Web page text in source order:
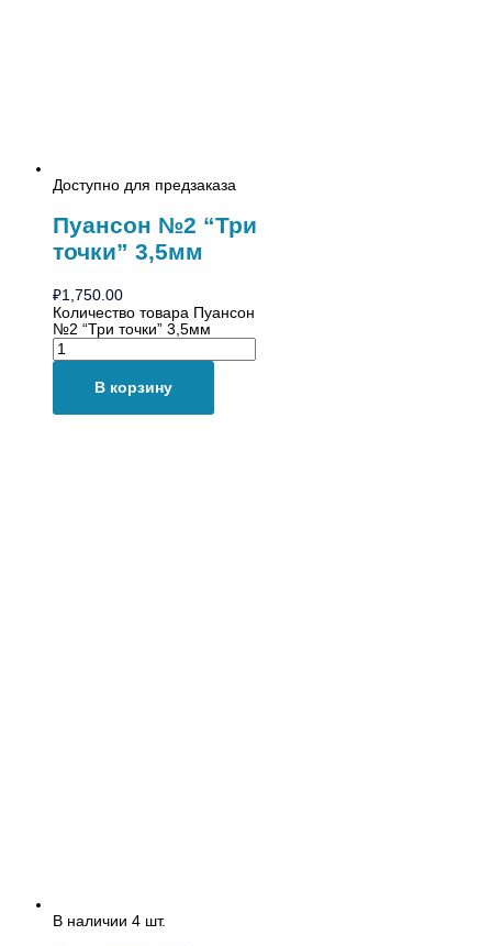
Доступно для предзаказа
Пуансон №2 “Три
точки” 3,5мм
₽1,750.00
Количество товара Пуансон
№2 “Три точки” 3,5мм
В корзину
В наличии 4 шт.